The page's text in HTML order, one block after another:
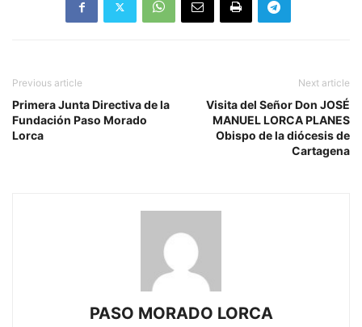
Previous article
Primera Junta Directiva de la
Fundación Paso Morado
Lorca
Next article
Visita del Señor Don JOSÉ
MANUEL LORCA PLANES
Obispo de la diócesis de
Cartagena
PASO MORADO LORCA